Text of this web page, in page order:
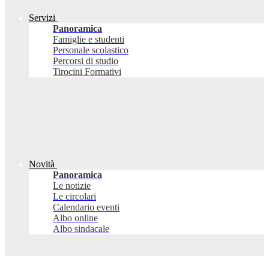
Servizi
Panoramica
Famiglie e studenti
Personale scolastico
Percorsi di studio
Tirocini Formativi
Novità
Panoramica
Le notizie
Le circolari
Calendario eventi
Albo online
Albo sindacale